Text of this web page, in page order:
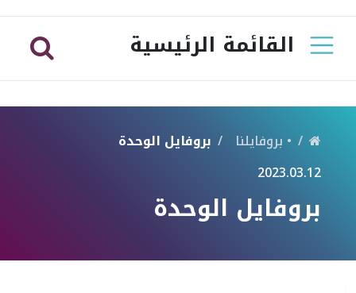
القائمة الرئيسية
• بروفايلنا
بروفايل الوحدة
2023.03.12
بروفايل الوحدة